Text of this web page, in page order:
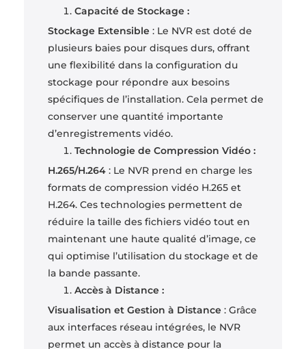
Capacité de Stockage :
Stockage Extensible: Le NVR est doté de
plusieurs baies pour disques durs, offrant
une flexibilité dans la configuration du
stockage pour répondre aux besoins
spécifiques de l’installation. Cela permet de
conserver une quantité importante
d’enregistrements vidéo.
Technologie de Compression Vidéo :
H.265/H.264: Le NVR prend en charge les
formats de compression vidéo H.265 et
H.264. Ces technologies permettent de
réduire la taille des fichiers vidéo tout en
maintenant une haute qualité d’image, ce
qui optimise l’utilisation du stockage et de
la bande passante.
Accès à Distance :
Visualisation et Gestion à Distance: Grâce
aux interfaces réseau intégrées, le NVR
permet un accès à distance pour la